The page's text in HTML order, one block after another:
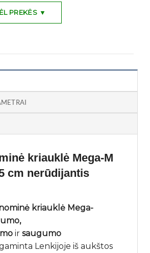
PREKĖS ▼
kriauklė Mega-M
cm nerūdijantis
kriauklė Mega-
ir saugumo
Lenkijoje iš aukštos